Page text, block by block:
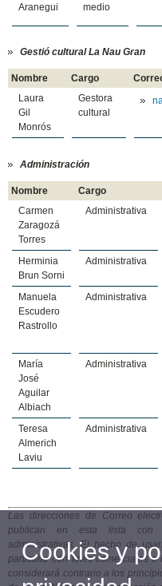
Aranegui
medio
Gestió cultural La Nau Gran
Nombre Cargo
Laura
Gil
Monrós
Gestora
cultural
Administración
Nombre Cargo
Carmen
Zaragozá
Torres
Administrativa
Herminia
Brun Sorni
Administrativa
Manuela
Escudero
Rastrollo
Administrativa
María
José
Aguilar
Albiach
Administrativa
Teresa
Almerich
Laviu
Administrativa
Las direcciones de Correo
publican en esta lista con
administrativas. El hecho de
particular con fines comerciales o
considerará contrario a los
Cookies y